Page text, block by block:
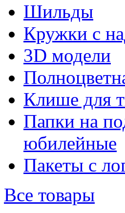
Шильды
Кружки с
3D модели
Клише для
Папки на
юбилейные
Пакеты с
Все товары